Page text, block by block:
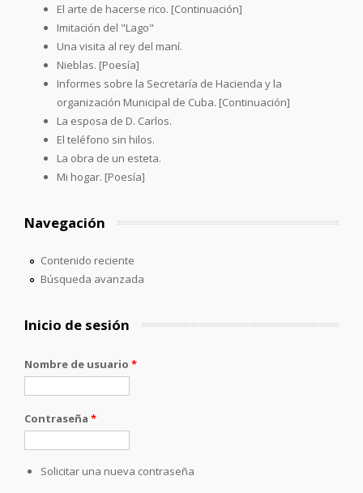
El arte de hacerse rico. [Continuación]
Imitación del "Lago"
Una visita al rey del maní.
Nieblas. [Poesía]
Informes sobre la Secretaría de Hacienda y la
organización Municipal de Cuba. [Continuación]
La esposa de D. Carlos.
El teléfono sin hilos.
La obra de un esteta.
Mi hogar. [Poesía]
Navegación
Contenido reciente
Búsqueda avanzada
Inicio de sesión
Nombre de usuario *
Contraseña *
Solicitar una nueva contraseña